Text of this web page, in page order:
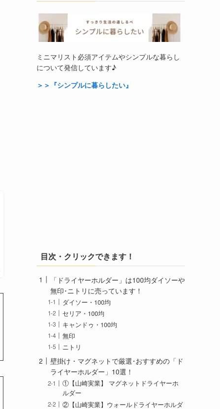
ミニマリスト必須アイテムやシンプルな暮らし
について発信しています♪
＞＞『シンプルに暮らしたい』
目次・クリックできます！
「ドライヤーホルダー」は100均ダイソーや
無印･ニトリに売っています！
ダイソー・100均
セリア・100均
キャンドゥ・100均
無印
ニトリ
壁掛け・マグネットで厳選･おすすめの「ド
ライヤーホルダー」10選！
①【山崎実業】 マグネットドライヤーホ
ルダー
②【山崎実業】ウォールドライヤーホルダ